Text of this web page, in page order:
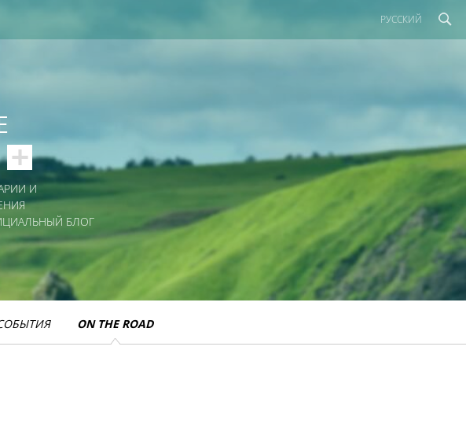
РУССКИЙ
И
БЛОГ
ON THE ROAD